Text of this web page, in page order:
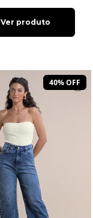
Ver produto
40% OFF